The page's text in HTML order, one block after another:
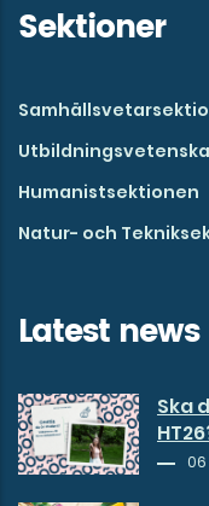
Sektioner
Humanistsektionen
Natur- och
Latest news
Ska